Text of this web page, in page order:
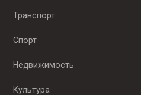
Транспорт
Спорт
Недвижимость
Культура